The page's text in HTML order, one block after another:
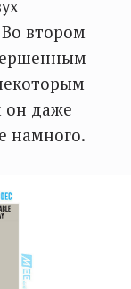
втором
он даже
намного.